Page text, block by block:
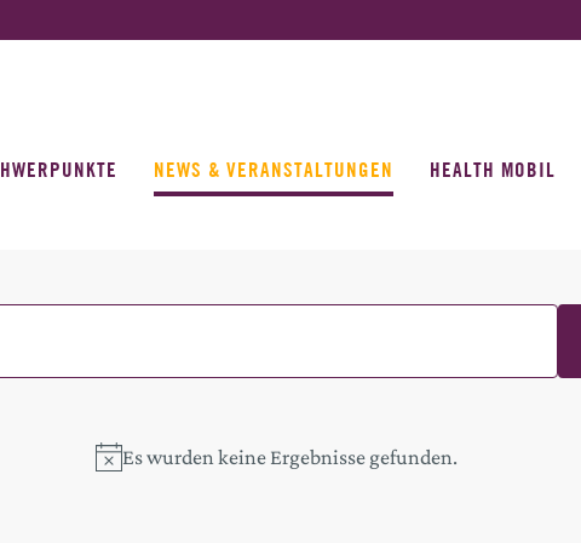
NEWS & VERANSTALTUNGEN HEALTH MOBIL
Hinweis
Es wurden keine Ergebnisse gefunden.